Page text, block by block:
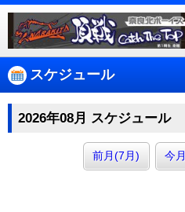
スケジュール
2026年08月 スケジュール
前月(7月) 今月